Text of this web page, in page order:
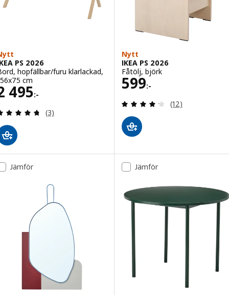
PS 2026
hopfällbar/furu klarlackad,
cm
495:-
2495:-
Recensera: 4.7 utav 5 stjärnor. Totalt antal
(3)
Nytt
IKEA PS 2026
Fåtölj, björk
599:-
Pris 599:-
Recensera:
(12)
Jämför Jämför